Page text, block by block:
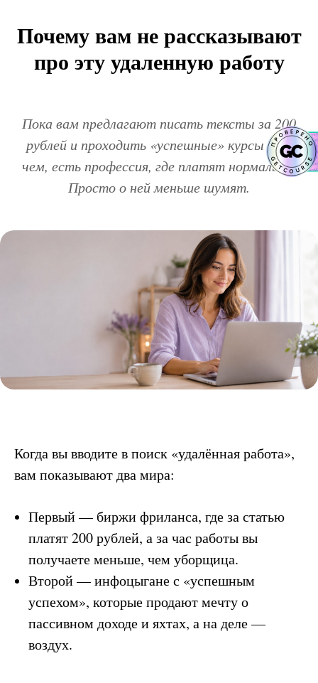
Почему вам не рассказывают
про эту удаленную работу
Пока вам предлагают писать тексты за 200
рублей и проходить «успешные» курсы ни о
чем, есть профессия, где платят нормально.
Просто о ней меньше шумят.
Когда вы вводите в поиск «удалённая работа»,
вам показывают два мира:
Первый — биржи фриланса, где за статью
платят 200 рублей, а за час работы вы
получаете меньше, чем уборщица.
Второй — инфоцыгане с «успешным
успехом», которые продают мечту о
пассивном доходе и яхтах, а на деле —
воздух.